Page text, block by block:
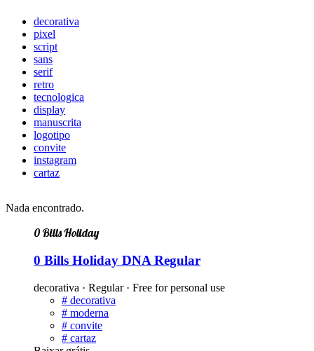
decorativa
pixel
script
sans
serif
retro
tecnologica
display
manuscrita
logotipo
convite
instagram
cartaz
Nada encontrado.
0 Bills Holiday
0 Bills Holiday DNA Regular
decorativa · Regular · Free for personal use
# decorativa
# moderna
# convite
# cartaz